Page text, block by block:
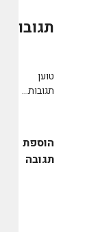
תגובות
טוען
תגובות...
הוספת
תגובה